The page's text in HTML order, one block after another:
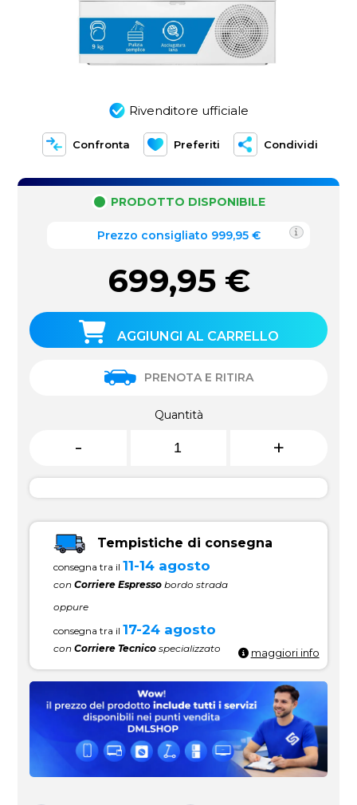
Rivenditore ufficiale
Confronta Preferiti Condividi
PRODOTTO DISPONIBILE
Prezzo consigliato 999,95 €
699,95 €
AGGIUNGI AL CARRELLO
PRENOTA E RITIRA
Quantità
- +
Tempistiche di consegna
consegna tra il 11-14 agosto
conCorriere Espresso bordo strada
oppure
consegna tra il 17-24 agosto
conCorriere Tecnico specializzato maggiori info